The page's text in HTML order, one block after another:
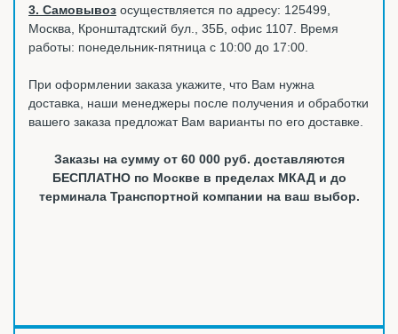
3. Самовывоз осуществляется по адресу: 125499,
Москва, Кронштадтский бул., 35Б, офис 1107. Время
работы: понедельник-пятница с 10:00 до 17:00.
При оформлении заказа укажите, что Вам нужна
доставка, наши менеджеры после получения и обработки
вашего заказа предложат Вам варианты по его доставке.
Заказы на сумму от 60 000 руб. доставляются
БЕСПЛАТНО по Москве в пределах МКАД и до
терминала Транспортной компании на ваш выбор.